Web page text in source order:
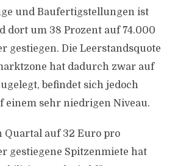
und Baufertigstellungen ist
dort um 38 Prozent auf 74.000
gestiegen. Die Leerstandsquote
hat dadurch zwar auf
befindet sich jedoch
einem sehr niedrigen Niveau.
Quartal auf 32 Euro pro
gestiegene Spitzenmiete hat